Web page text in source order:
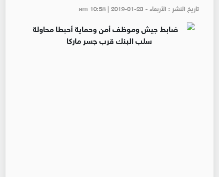
تاريخ النشر : الأربعاء - am 10:58 | 2019-01-23